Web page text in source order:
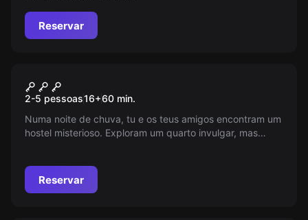
Reservar
Hostel Ignez
2-5 pessoas16+60 min.
Numa noite de chuva, tu e os teus amigos encontram um
hostel misterioso. Exploram um quarto invulgar, mas
Reservar